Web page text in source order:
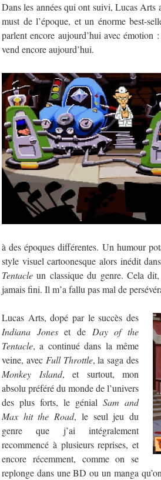
Dans les années qui ont suivi, Lucas Arts
must de l’époque, et un énorme best-
parlent encore aujourd’hui avec émotion :
vend encore aujourd’hui.
à des époques différentes. Un humour
style visuel cartoonesque alors inédit
Tentacle un classique du genre. Cela
jamais fini. Il m’a fallu pas mal de
Lucas Arts, dopé par le succès des
Indiana Joneset de Day of the
Tentacle, a continué dans la même
veine, avec Full Throttle, la saga des
Monkey Island, et surtout, mon
absolu préféré du monde de l’univers
des plus forts, le génial Sam and
Max hit the Road, le seul jeu du
genre que j’ai intégralement
recommencé à plusieurs reprises, et
encore récemment, comme on se
replonge dans une BD ou un manga